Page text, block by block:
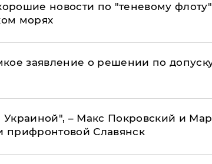
новости по "теневому
морях
заявление о решении по
Украиной", – Макс Покровский и
прифронтовой Славянск